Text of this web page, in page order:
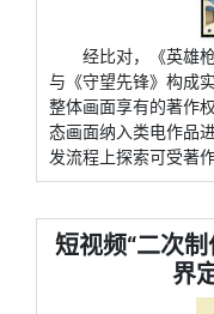
经比对，《英雄
与《守望先锋》构成
整体画面享有的著作
态画面纳入类电作品
发流程上探索可受著
短视频“二次
界